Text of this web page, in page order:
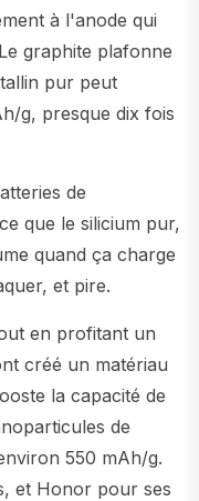
à l'anode qui
graphite plafonne
pur peut
g, presque dix fois
de
que le silicium pur,
quand ça charge
et pire.
en profitant un
créé un matériau
la capacité de
de
550 mAh/g.
et Honor pour ses